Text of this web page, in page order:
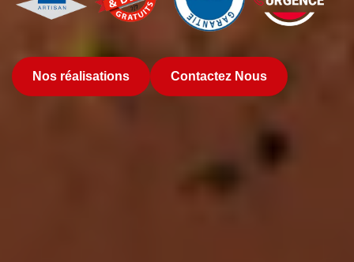
Nos réalisations Contactez Nous